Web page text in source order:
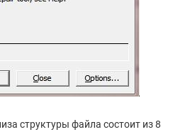
структуры файла состоит из 8